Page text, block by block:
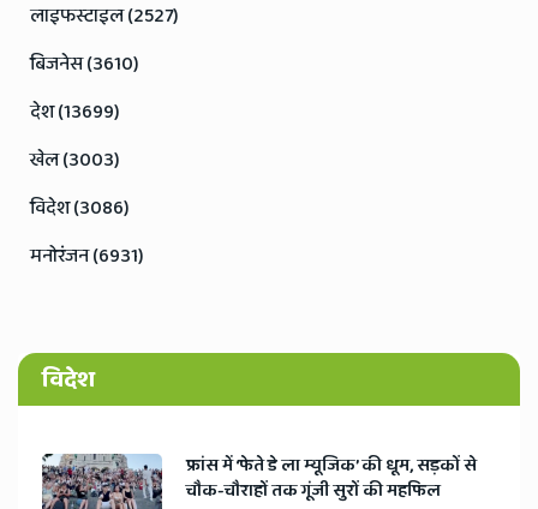
लाइफस्टाइल (2527)
बिजनेस (3610)
देश (13699)
खेल (3003)
विदेश (3086)
मनोरंजन (6931)
विदेश
​फ्रांस में ‘फेते डे ला म्यूजिक’ की धूम, सड़कों से
चौक-चौराहों तक गूंजी सुरों की महफिल